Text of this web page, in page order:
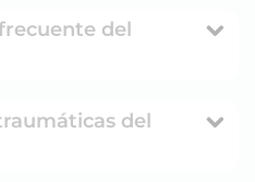
del
del